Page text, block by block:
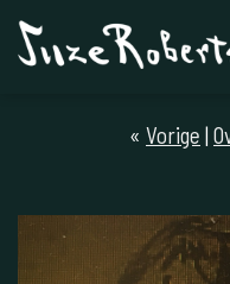
« Vorige |